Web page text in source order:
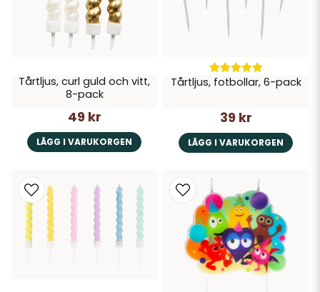
Tårtljus, curl guld och vitt,
8-pack
49 kr
LÄGG I VARUKORGEN
Tårtljus, fotbollar, 6-pack
39 kr
LÄGG I VARUKORGEN